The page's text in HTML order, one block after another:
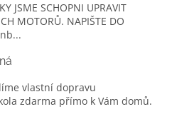
JSME SCHOPNI UPRAVIT
MOTORŮ. NAPIŠTE DO
vlastní dopravu
zdarma přímo k Vám domů.